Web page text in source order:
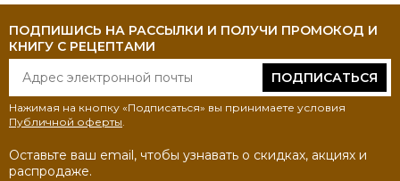
ПОДПИШИСЬ НА РАССЫЛКИ И ПОЛУЧИ ПРОМОКОД И
КНИГУ С РЕЦЕПТАМИ
ПОДПИСАТЬСЯ
Нажимая на кнопку «Подписаться» вы принимаете условия
Публичной оферты.
Оставьте ваш email, чтобы узнавать о скидках, акциях и
распродаже.